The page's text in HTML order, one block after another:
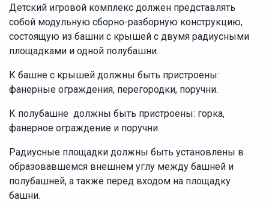
Детский игровой комплекс должен представлять
собой модульную сборно-разборную конструкцию,
состоящую из башни с крышей с двумя радиусными
площадками и одной полубашни.
К башне с крышей должны быть пристроены:
фанерные ограждения, перегородки, поручни.
К полубашне должны быть пристроены: горка,
фанерное ограждение и поручни.
Радиусные площадки должны быть установлены в
образовавшемся внешнем углу между башней и
полубашней, а также перед входом на площадку
башни.